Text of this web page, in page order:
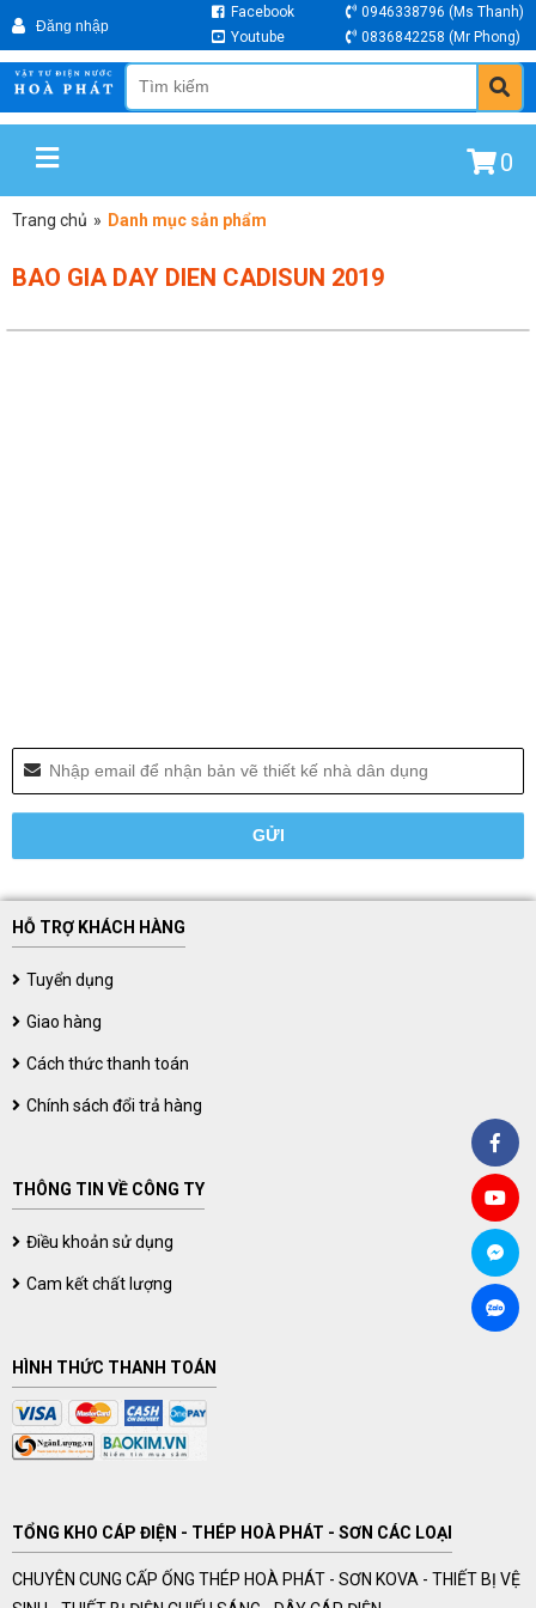
Facebook
Youtube
0946338796 (Ms Thanh)
0836842258 (Mr Phong)
0
Trang chủ » Danh mục sản phẩm
BAO GIA DAY DIEN CADISUN 2019
HỖ TRỢ KHÁCH HÀNG
Tuyển dụng
Giao hàng
Cách thức thanh toán
Chính sách đổi trả hàng
THÔNG TIN VỀ CÔNG TY
Điều khoản sử dụng
Cam kết chất lượng
HÌNH THỨC THANH TOÁN
TỔNG KHO CÁP ĐIỆN - THÉP HOÀ PHÁT - SƠN CÁC LOẠI
CHUYÊN CUNG CẤP ỐNG THÉP HOÀ PHÁT - SƠN KOVA - THIẾT BỊ VỆ